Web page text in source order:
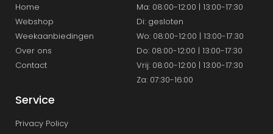
Home
Webshop
Weekaanbiedingen
Over ons
Contact
Ma: 08:00-12:00 | 13:00-17:30
Di: gesloten
Wo: 08:00-12:00 | 13:00-17.30
Do: 08:00-12:00 | 13:00-17:30
Vrij: 08:00-12:00 | 13:00-17:30
Za: 07:30-16:00
Service
Privacy Policy